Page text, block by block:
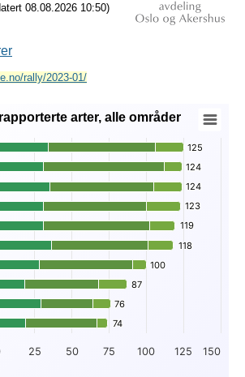
08.08.2026 10:50)
rally/2023-01/
arter, alle områder
series.
10 rapporterte arter, alle områder
axis displaying Art.
axis displaying . Data ranges from 18 to
arter, alle områder
125
125
124
124
124
124
123
123
119
119
118
118
100
100
87
87
76
76
74
74
25 50 75 100 125 150